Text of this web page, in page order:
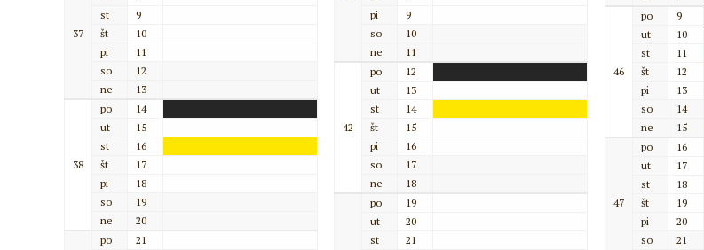
37
st
9
št
10
pi
11
so
12
ne
13
38
po
14
ut
15
st
16
št
17
pi
18
so
19
ne
20
po
21
pi
9
so
10
ne
11
42
po
12
ut
13
st
14
št
15
pi
16
so
17
ne
18
po
19
ut
20
st
21
46
po
9
ut
10
st
11
št
12
pi
13
so
14
ne
15
47
po
16
ut
17
st
18
št
19
pi
20
so
21